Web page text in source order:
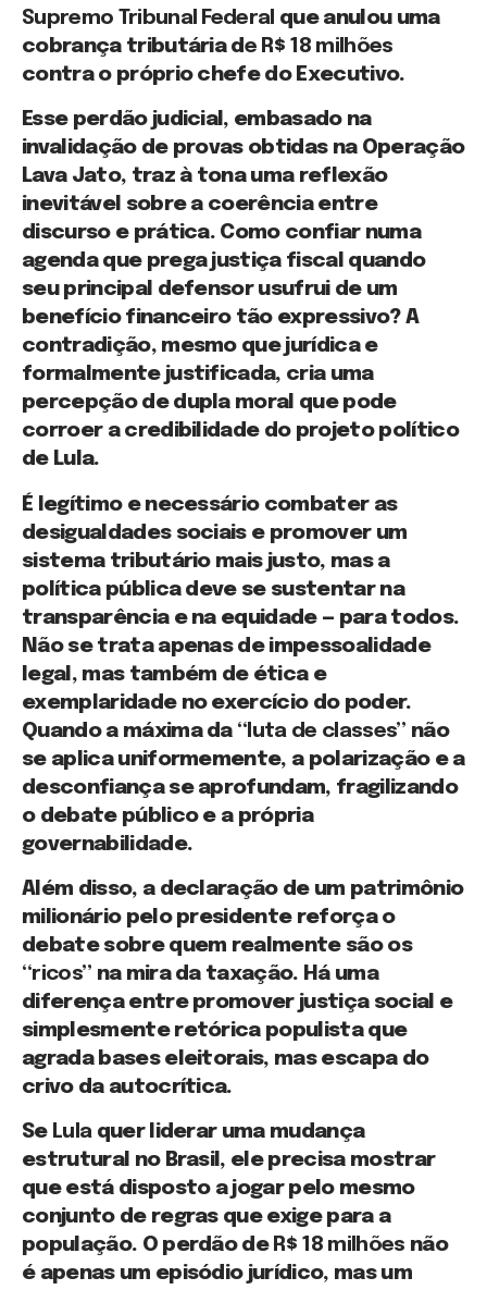
Supremo Tribunal Federal que anulou uma
cobrança tributária d e R$ 18 milhões
contra o próprio chefe do Executivo.
Esse perdão judicial, embasado na
invalidação de provas obtidas na Operação
Lava Jato, traz à tona uma reflexão
inevitável sobre a coerência entre
discurso e prática. Como confiar numa
agenda que prega justiça fiscal quando
seu principal defensor usufrui de um
benefício financeiro tão expressivo? A
contradição, mesmo que jurídica e
formalmente justificada, cria uma
percepção de dupla moral que pode
corroer a credibilidade do projeto político
de Lula.
É legítimo e necessário combater as
desigualdades sociais e promover um
sistema tributário mais justo, mas a
política pública deve se sustentar na
transparência e na equidade — para todos.
Não se trata apenas de impessoalidade
legal, mas também de ética e
exemplaridade no exercício do poder.
Quando a máxima da “luta de classes” não
se aplica uniformemente, a polarização e a
desconfiança se aprofundam, fragilizando
o debate público e a própria
governabilidade.
Além disso, a declaração de um patrimônio
milionário pelo presidente reforça o
debate sobre quem realmente são os
“ricos” na mira da taxação. Há uma
diferença entre promover justiça social e
simplesmente retórica populista que
agrada bases eleitorais, mas escapa do
crivo da autocrítica.
Se Lulaquer liderar uma mudança
estrutural no Brasil, ele precisa mostrar
que está disposto a jogar pelo mesmo
conjunto de regras que exige para a
população. O perdão de R$ 18 milhões não
é apenas um episódio jurídico, mas um